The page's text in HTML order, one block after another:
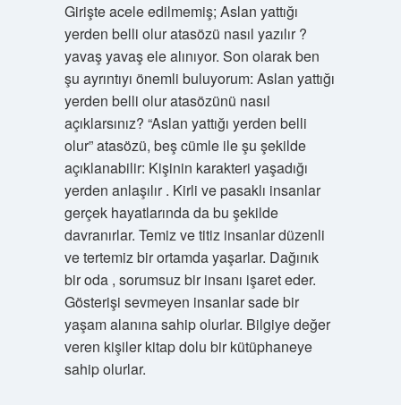
Girişte acele edilmemiş; Aslan yattığı
yerden belli olur atasözü nasıl yazılır ?
yavaş yavaş ele alınıyor. Son olarak ben
şu ayrıntıyı önemli buluyorum: Aslan yattığı
yerden belli olur atasözünü nasıl
açıklarsınız? “Aslan yattığı yerden belli
olur” atasözü, beş cümle ile şu şekilde
açıklanabilir: Kişinin karakteri yaşadığı
yerden anlaşılır . Kirli ve pasaklı insanlar
gerçek hayatlarında da bu şekilde
davranırlar. Temiz ve titiz insanlar düzenli
ve tertemiz bir ortamda yaşarlar. Dağınık
bir oda , sorumsuz bir insanı işaret eder.
Gösterişi sevmeyen insanlar sade bir
yaşam alanına sahip olurlar. Bilgiye değer
veren kişiler kitap dolu bir kütüphaneye
sahip olurlar.